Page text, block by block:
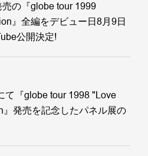
の『globe tour 1999
』全編をデビュー日8月9日
公開決定!
て『globe tour 1998 "Love
発売を記念したパネル展の